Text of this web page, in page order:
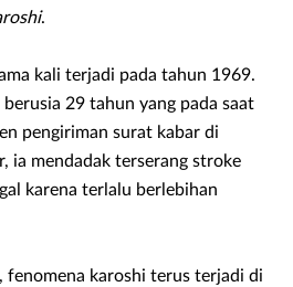
.
kali terjadi pada tahun 1969.
29 tahun yang pada saat
pengiriman surat kabar di
ia mendadak terserang stroke
karena terlalu berlebihan
fenomena karoshi terus terjadi di